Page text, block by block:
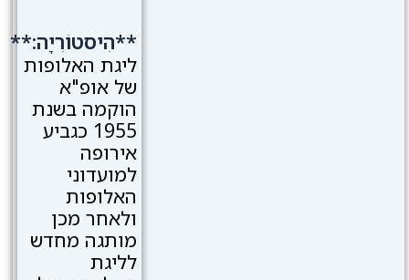
**הִיסטוֹרִיָה:**
ליגת האלופות
של אופ"א
הוקמה בשנת
1955 כגביע
אירופה
למועדוני
האלופות
ולאחר מכן
מותגה מחדש
לליגת